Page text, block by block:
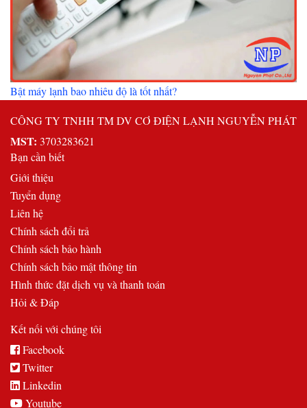
Bật máy lạnh bao nhiêu độ là tốt nhất?
CÔNG TY TNHH TM DV CƠ ĐIỆN LẠNH NGUYỄN PHÁT
MST: 3703283621
Bạn cần biết
Giới thiệu
Tuyển dụng
Liên hệ
Chính sách đổi trả
Chính sách bảo hành
Chính sách bảo mật thông tin
Hình thức đặt dịch vụ và thanh toán
Hỏi & Đáp
Kết nối với chúng tôi
Facebook
Twitter
Linkedin
Youtube